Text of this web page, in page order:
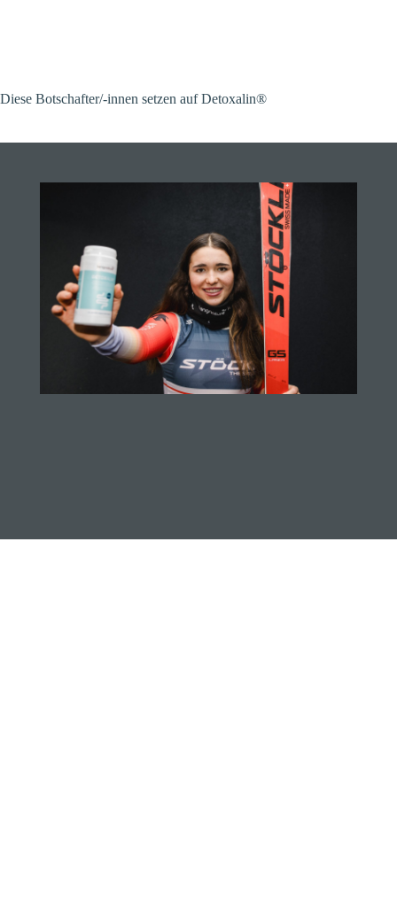
Diese Botschafter/-innen setzen auf Detoxalin®